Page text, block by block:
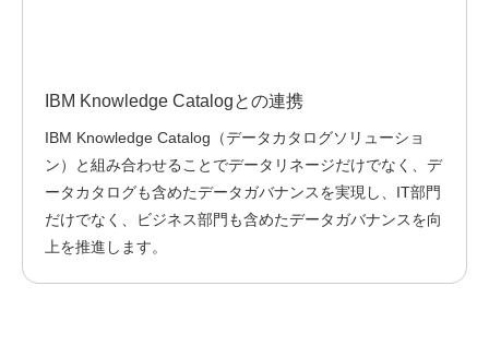
IBM Knowledge Catalogとの連携
IBM Knowledge Catalog（データカタログソリューショ
ン）と組み合わせることでデータリネージだけでなく、デ
ータカタログも含めたデータガバナンスを実現し、IT部門
だけでなく、ビジネス部門も含めたデータガバナンスを向
上を推進します。